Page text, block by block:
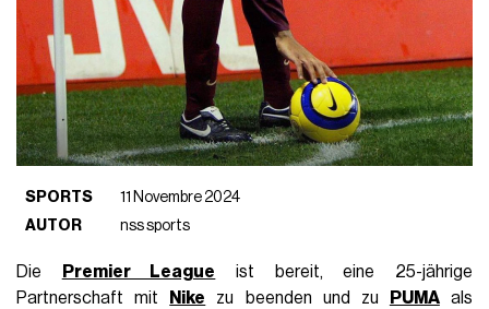
SPORTS
11 Novembre 2024
AUTOR
nss sports
Die Premier League ist bereit, eine 25-jährige
Partnerschaft mit
Nike zu beenden und zu PUMAals